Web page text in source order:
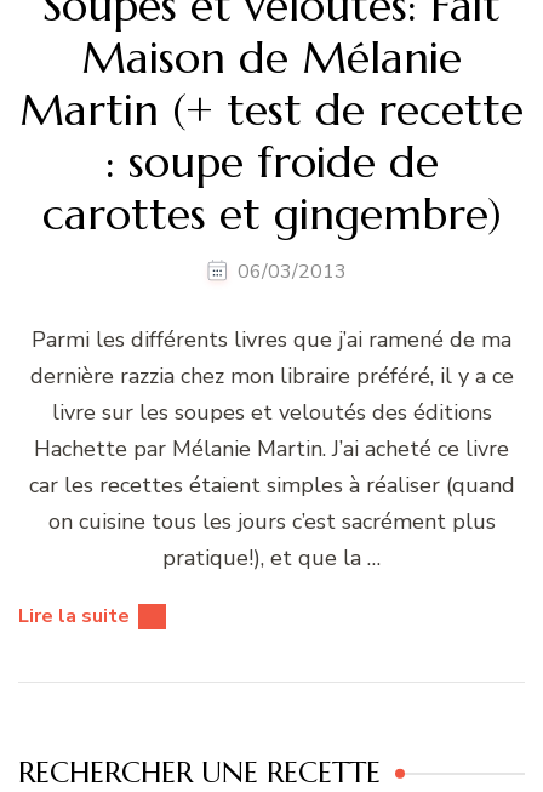
Maison de Mélanie
Martin (+ test de recette
: soupe froide de
carottes et gingembre)
06/03/2013
Parmi les différents livres que j’ai ramené de ma
dernière razzia chez mon libraire préféré, il y a ce
livre sur les soupes et veloutés des éditions
Hachette par Mélanie Martin. J’ai acheté ce livre
car les recettes étaient simples à réaliser (quand
on cuisine tous les jours c’est sacrément plus
pratique!), et que la …
Lire la suite
RECHERCHER UNE RECETTE